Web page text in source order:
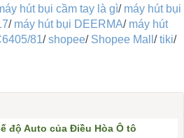
hút bụi cầm tay là gì/ máy hút bụi
/ máy hút bụi DEERMA/ máy hút
81/shopee/ Shopee Mall /tiki/
độ Auto của Điều Hòa Ô tô